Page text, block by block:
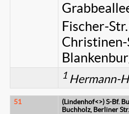
Fischer-Str.
1 Hermann-
51
(Lindenhof<>) S-Bf.
Buchholz, Berliner